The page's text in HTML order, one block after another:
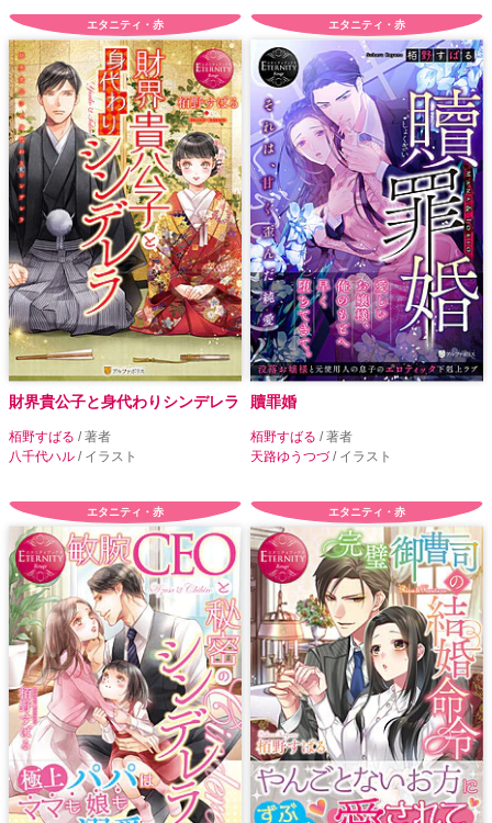
エタニティ・赤
財界貴公子と身代わりシンデレラ
栢野すばる / 著者
八千代ハル / イラスト
エタニティ・赤
贖罪婚
栢野すばる / 著者
天路ゆうつづ/ イラスト
エタニティ・赤 エタニティ・赤